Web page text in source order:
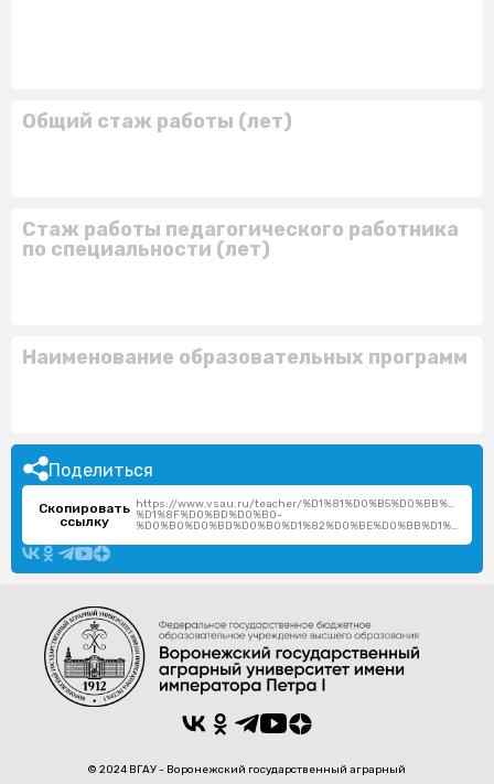
Общий стаж работы (лет)
Стаж работы педагогического работника
по специальности (лет)
Наименование образовательных программ
Поделиться
Скопировать
ссылку
https://www.vsau.ru/teacher/
%D1%8F%D0%BD%D0%B0-
%D0%B0%D0%BD%D0%B0%D1%82%D0%BE%D0%BB%D1%8C%D0%B5%D0%B2%D0%BD%D0%B0/
© 2024 ВГАУ - Воронежский государственный аграрный